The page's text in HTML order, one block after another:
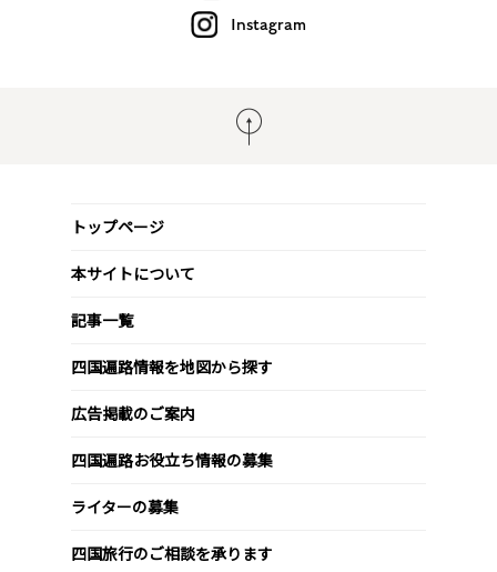
Instagram
トップページ
本サイトについて
記事一覧
四国遍路情報を地図から探す
広告掲載のご案内
四国遍路お役立ち情報の募集
ライターの募集
四国旅行のご相談を承ります